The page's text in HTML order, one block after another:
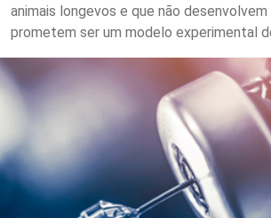
animais longevos e que não
prometem ser um modelo experimental